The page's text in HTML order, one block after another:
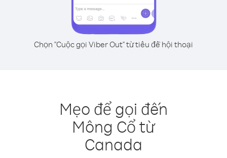
Chọn "Cuộc gọi Viber Out" từ tiêu đề hội thoại
Mẹo để gọi đến
Mông Cổ từ
Canada